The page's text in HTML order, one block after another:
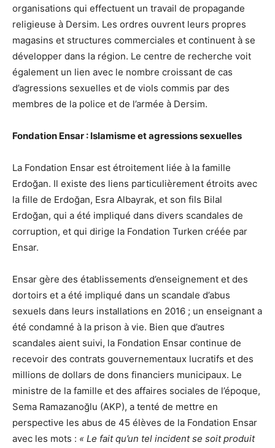
organisations qui effectuent un travail de propagande
religieuse à Dersim. Les ordres ouvrent leurs propres
magasins et structures commerciales et continuent à se
développer dans la région. Le centre de recherche voit
également un lien avec le nombre croissant de cas
d’agressions sexuelles et de viols commis par des
membres de la police et de l’armée à Dersim.
Fondation Ensar : Islamisme et agressions sexuelles
La Fondation Ensar est étroitement liée à la famille
Erdoğan. Il existe des liens particulièrement étroits avec
la fille de Erdoğan, Esra Albayrak, et son fils Bilal
Erdoğan, qui a été impliqué dans divers scandales de
corruption, et qui dirige la Fondation Turken créée par
Ensar.
Ensar gère des établissements d’enseignement et des
dortoirs et a été impliqué dans un scandale d’abus
sexuels dans leurs installations en 2016 ; un enseignant a
été condamné à la prison à vie. Bien que d’autres
scandales aient suivi, la Fondation Ensar continue de
recevoir des contrats gouvernementaux lucratifs et des
millions de dollars de dons financiers municipaux. Le
ministre de la famille et des affaires sociales de l’époque,
Sema Ramazanoğlu (AKP), a tenté de mettre en
perspective les abus de 45 élèves de la Fondation Ensar
avec les mots : « Le fait qu’un tel incident se soit produit